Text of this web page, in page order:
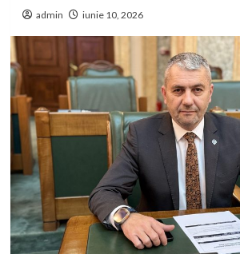
admin iunie 10, 2026